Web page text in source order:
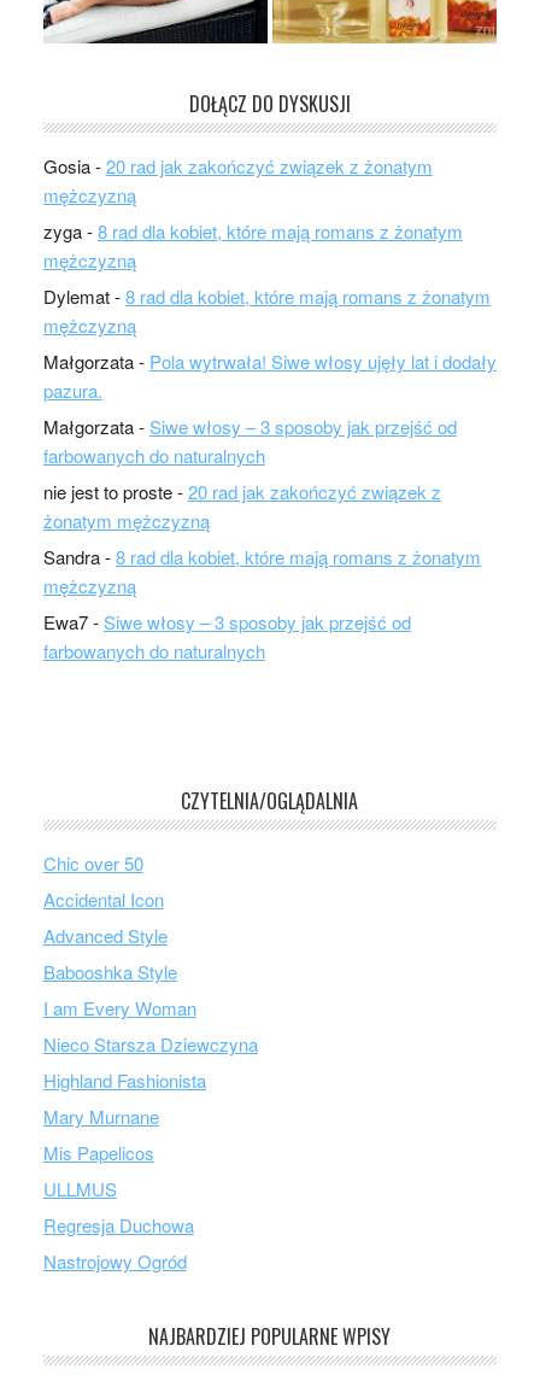
DOŁĄCZ DO DYSKUSJI
Gosia-20 rad jak zakończyć związek z żonatym
mężczyzną
zyga-8 rad dla kobiet, które mają romans z żonatym
mężczyzną
Dylemat-8 rad dla kobiet, które mają romans z żonatym
mężczyzną
Małgorzata- Pola wytrwała! Siwe włosy ujęły lat i dodały
pazura.
Małgorzata-Siwe włosy – 3 sposoby jak przejść od
farbowanych do naturalnych
nie jest to proste-20 rad jak zakończyć związek z
żonatym mężczyzną
Sandra-8 rad dla kobiet, które mają romans z żonatym
mężczyzną
Ewa7-Siwe włosy – 3 sposoby jak przejść od
farbowanych do naturalnych
CZYTELNIA/OGLĄDALNIA
Chic over 50
Accidental Icon
Advanced Style
Babooshka Style
I am Every Woman
Nieco Starsza Dziewczyna
Highland Fashionista
Mary Murnane
Mis Papelicos
ULLMUS
Regresja Duchowa
Nastrojowy Ogród
NAJBARDZIEJ POPULARNE WPISY